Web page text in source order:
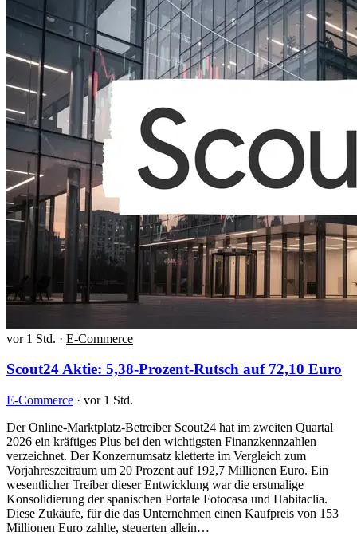
vor 1 Std. · E-Commerce
Scout24 Aktie: 5,38-Prozent-Rutsch auf 72,10 Euro
E-Commerce · vor 1 Std.
Der Online-Marktplatz-Betreiber Scout24 hat im zweiten Quartal
2026 ein kräftiges Plus bei den wichtigsten Finanzkennzahlen
verzeichnet. Der Konzernumsatz kletterte im Vergleich zum
Vorjahreszeitraum um 20 Prozent auf 192,7 Millionen Euro. Ein
wesentlicher Treiber dieser Entwicklung war die erstmalige
Konsolidierung der spanischen Portale Fotocasa und Habitaclia.
Diese Zukäufe, für die das Unternehmen einen Kaufpreis von 153
Millionen Euro zahlte, steuerten allein…